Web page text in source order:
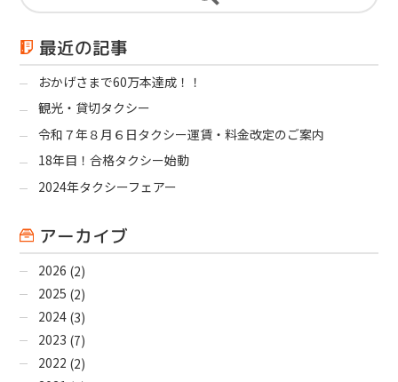
最近の記事
おかげさまで60万本達成！！
観光・貸切タクシー
令和７年８月６日タクシー運賃・料金改定のご案内
18年目！合格タクシー始動
2024年タクシーフェアー
アーカイブ
2026 (2)
2025 (2)
2024 (3)
2023 (7)
2022 (2)